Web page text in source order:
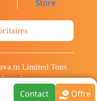
Contact Offre
Limited Tous